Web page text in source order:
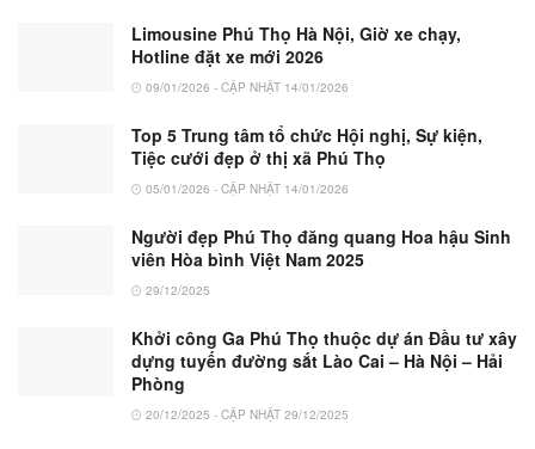
Limousine Phú Thọ Hà Nội, Giờ xe chạy,
Hotline đặt xe mới 2026
09/01/2026 - CẬP NHẬT 14/01/2026
Top 5 Trung tâm tổ chức Hội nghị, Sự kiện,
Tiệc cưới đẹp ở thị xã Phú Thọ
05/01/2026 - CẬP NHẬT 14/01/2026
Người đẹp Phú Thọ đăng quang Hoa hậu Sinh
viên Hòa bình Việt Nam 2025
29/12/2025
Khởi công Ga Phú Thọ thuộc dự án Đầu tư xây
dựng tuyến đường sắt Lào Cai – Hà Nội – Hải
Phòng
20/12/2025 - CẬP NHẬT 29/12/2025